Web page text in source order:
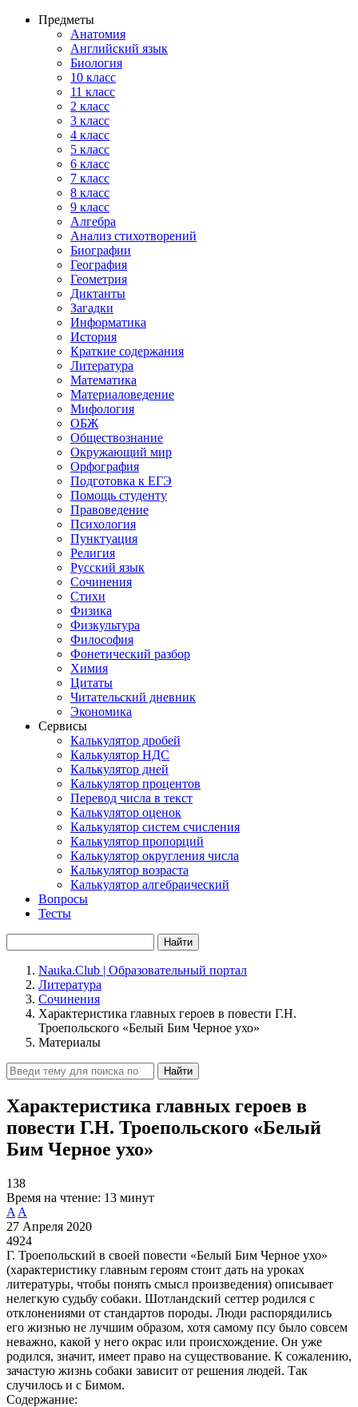
Предметы
Анатомия
Английский язык
Биология
10 класс
11 класс
2 класс
3 класс
4 класс
5 класс
6 класс
7 класс
8 класс
9 класс
Алгебра
Анализ стихотворений
Биографии
География
Геометрия
Диктанты
Загадки
Информатика
История
Краткие содержания
Литература
Математика
Материаловедение
Мифология
ОБЖ
Обществознание
Окружающий мир
Орфография
Подготовка к ЕГЭ
Помощь студенту
Правоведение
Психология
Пунктуация
Религия
Русский язык
Сочинения
Стихи
Физика
Физкультура
Философия
Фонетический разбор
Химия
Цитаты
Читательский дневник
Экономика
Сервисы
Калькулятор дробей
Калькулятор НДС
Калькулятор дней
Калькулятор процентов
Перевод числа в текст
Калькулятор оценок
Калькулятор систем счисления
Калькулятор пропорций
Калькулятор округления числа
Калькулятор возраста
Калькулятор алгебраический
Вопросы
Тесты
Найти
Nauka.Club | Образовательный портал
Литература
Сочинения
Характеристика главных героев в повести Г.Н.
Троепольского «Белый Бим Черное ухо»
Материалы
Найти
Характеристика главных героев в
повести Г.Н. Троепольского «Белый
Бим Черное ухо»
138
Время на чтение: 13 минут
A A
27 Апреля 2020
4924
Г. Троепольский в своей повести «Белый Бим Черное ухо»
(характеристику главным героям стоит дать на уроках
литературы, чтобы понять смысл произведения) описывает
нелегкую судьбу собаки. Шотландский сеттер родился с
отклонениями от стандартов породы. Люди распорядились
его жизнью не лучшим образом, хотя самому псу было совсем
неважно, какой у него окрас или происхождение. Он уже
родился, значит, имеет право на существование. К сожалению,
зачастую жизнь собаки зависит от решения людей. Так
случилось и с Бимом.
Содержание: